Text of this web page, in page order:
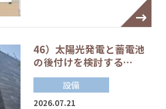
46）太陽光発電と蓄電池
の後付けを検討する…
設備
2026.07.21